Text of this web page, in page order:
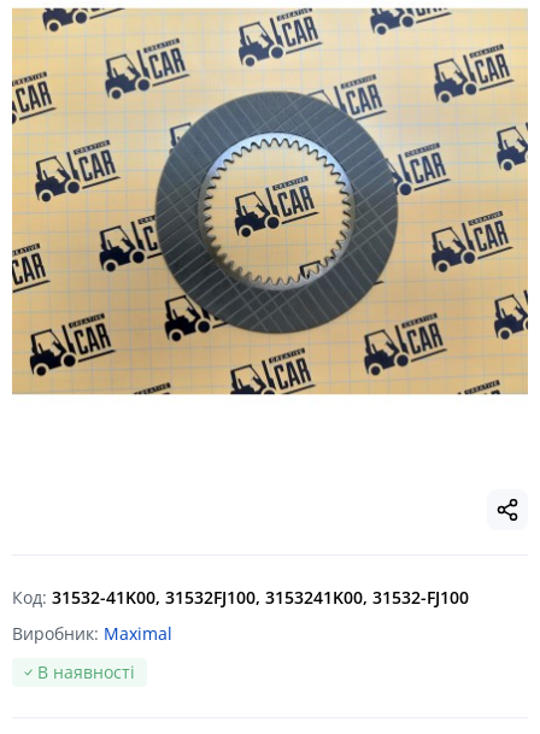
Код: 31532-41K00, 31532FJ100, 3153241K00, 31532-FJ100
Виробник: Maximal
В наявності